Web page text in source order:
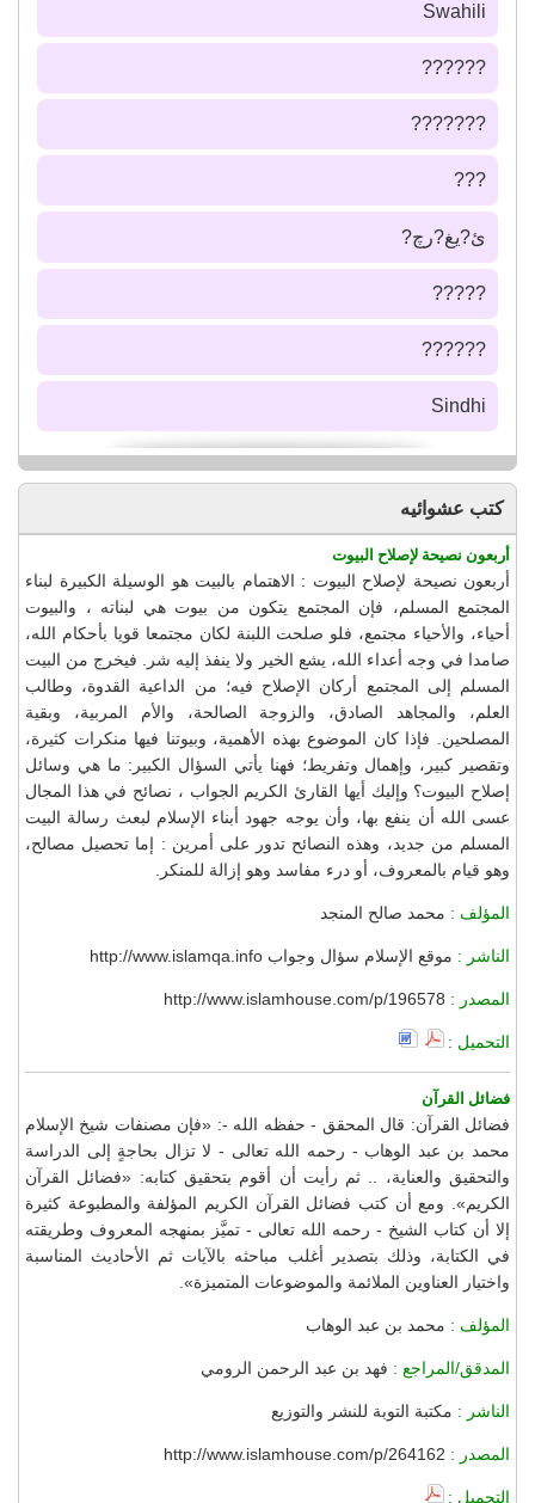
Swahili
??????
???????
???
ئ?يغ?رچ?
?????
??????
Sindhi
كتب عشوائيه
أربعون نصيحة لإصلاح البيوت
أربعون نصيحة لإصلاح البيوت : الاهتمام بالبيت هو الوسيلة الكبيرة لبناء
المجتمع المسلم، فإن المجتمع يتكون من بيوت هي لبناته ، والبيوت
أحياء، والأحياء مجتمع، فلو صلحت اللبنة لكان مجتمعا قويا بأحكام الله،
صامدا في وجه أعداء الله، يشع الخير ولا ينفذ إليه شر. فيخرج من البيت
المسلم إلى المجتمع أركان الإصلاح فيه؛ من الداعية القدوة، وطالب
العلم، والمجاهد الصادق، والزوجة الصالحة، والأم المربية، وبقية
المصلحين. فإذا كان الموضوع بهذه الأهمية، وبيوتنا فيها منكرات كثيرة،
وتقصير كبير، وإهمال وتفريط؛ فهنا يأتي السؤال الكبير: ما هي وسائل
إصلاح البيوت؟ وإليك أيها القارئ الكريم الجواب ، نصائح في هذا المجال
عسى الله أن ينفع بها، وأن يوجه جهود أبناء الإسلام لبعث رسالة البيت
المسلم من جديد، وهذه النصائح تدور على أمرين : إما تحصيل مصالح،
وهو قيام بالمعروف، أو درء مفاسد وهو إزالة للمنكر.
المؤلف : محمد صالح المنجد
الناشر : موقع الإسلام سؤال وجواب http://www.islamqa.info
المصدر : http://www.islamhouse.com/p/196578
التحميل :
فضائل القرآن
فضائل القرآن: قال المحقق - حفظه الله -: «فإن مصنفات شيخ الإسلام
محمد بن عبد الوهاب - رحمه الله تعالى - لا تزال بحاجةٍ إلى الدراسة
والتحقيق والعناية، .. ثم رأيت أن أقوم بتحقيق كتابه: «فضائل القرآن
الكريم». ومع أن كتب فضائل القرآن الكريم المؤلفة والمطبوعة كثيرة
إلا أن كتاب الشيخ - رحمه الله تعالى - تميَّز بمنهجه المعروف وطريقته
في الكتابة، وذلك بتصدير أغلب مباحثه بالآيات ثم الأحاديث المناسبة
واختيار العناوين الملائمة والموضوعات المتميزة».
المؤلف : محمد بن عبد الوهاب
المدقق/المراجع : فهد بن عبد الرحمن الرومي
الناشر : مكتبة التوبة للنشر والتوزيع
المصدر : http://www.islamhouse.com/p/264162
التحميل :